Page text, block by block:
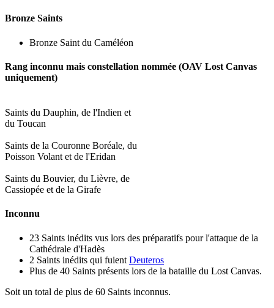
Bronze Saints
Bronze Saint du Caméléon
Rang inconnu mais constellation nommée (OAV Lost Canvas
uniquement)
Saints du Dauphin, de l'Indien et
du Toucan
Saints de la Couronne Boréale, du
Poisson Volant et de l'Eridan
Saints du Bouvier, du Lièvre, de
Cassiopée et de la Girafe
Inconnu
23 Saints inédits vus lors des préparatifs pour l'attaque de la
Cathédrale d'Hadès
2 Saints inédits qui fuient Deuteros
Plus de 40 Saints présents lors de la bataille du Lost Canvas.
Soit un total de plus de 60 Saints inconnus.